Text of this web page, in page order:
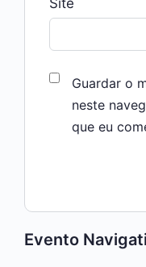
Site
Guardar o
neste
que eu
Evento